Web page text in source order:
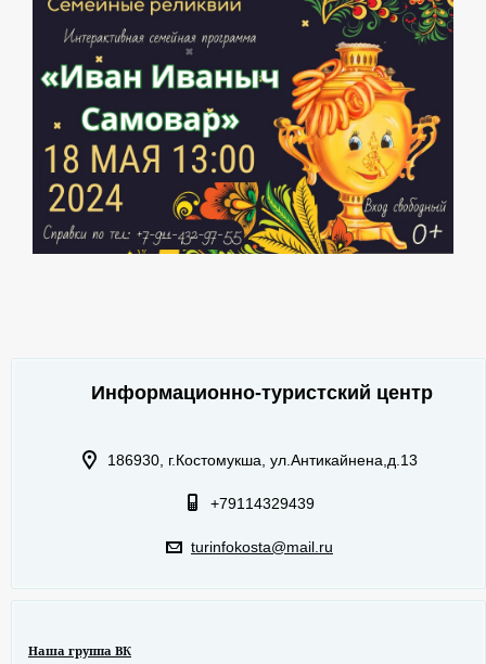
Информационно-туристский центр
186930, г.Костомукша, ул.Антикайнена,д.13
+79114329439
turinfokosta@mail.ru
Наша группа ВК